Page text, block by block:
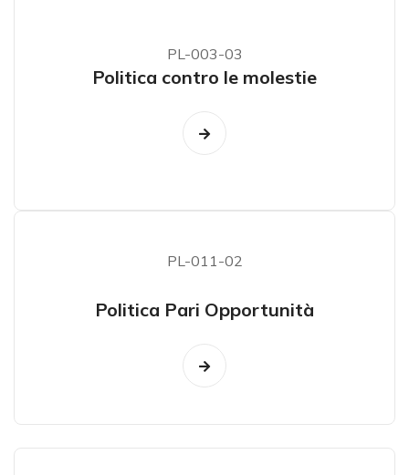
PL-003-03
Politica contro le molestie
PL-011-02
Politica Pari Opportunità